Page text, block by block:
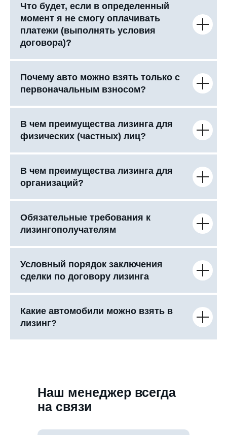
Что будет, если в определенный
момент я не смогу оплачивать
платежи (выполнять условия
договора)?
Почему авто можно взять только с
первоначальным взносом?
В чем преимущества лизинга для
физических (частных) лиц?
В чем преимущества лизинга для
организаций?
Обязательные требования к
лизингополучателям
Условный порядок заключения
сделки по договору лизинга
Какие автомобили можно взять в
лизинг?
Наш менеджер всегда
на связи